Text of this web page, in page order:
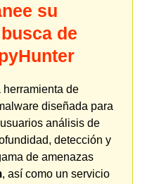
su
de
herramienta de
diseñada para
análisis de
detección y
de amenazas
, así como un servicio